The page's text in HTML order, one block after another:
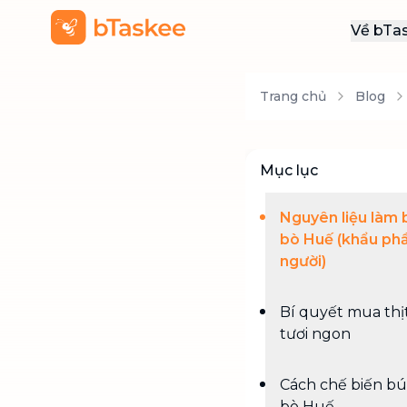
Về
Trang chủ Blog
Mục lục
Nguyên liệu làm
bò Huế (khẩu
người)
Bí quyết mua
tươi ngon
Cách chế biến